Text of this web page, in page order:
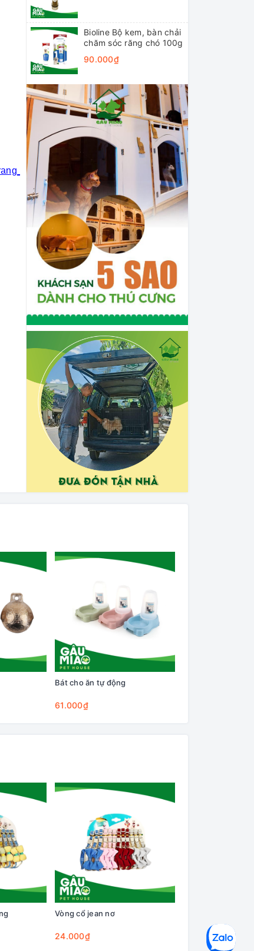
#khách_sạn_thú_cưng
Bioline Bộ kem, bàn chải
chăm sóc răng chó 100g
90.000₫
Bát cho ăn tự động
61.000₫
Vòng cổ jean nơ
24.000₫ 25.000₫